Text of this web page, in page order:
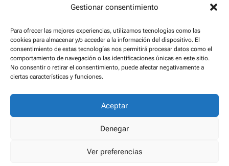
Gestionar consentimiento
Para ofrecer las mejores experiencias, utilizamos tecnologías como las
cookies para almacenar y/o acceder a la información del dispositivo. El
consentimiento de estas tecnologías nos permitirá procesar datos como el
comportamiento de navegación o las identificaciones únicas en este sitio.
No consentir o retirar el consentimiento, puede afectar negativamente a
ciertas características y funciones.
Aceptar
Denegar
Ver preferencias
Diseño de cocinas/Fabricación de cocinas
/
Accesorios y complementos/Puertas/Electrodomésticos
Proyectos/Contacto/Blog
Copyright © 2026